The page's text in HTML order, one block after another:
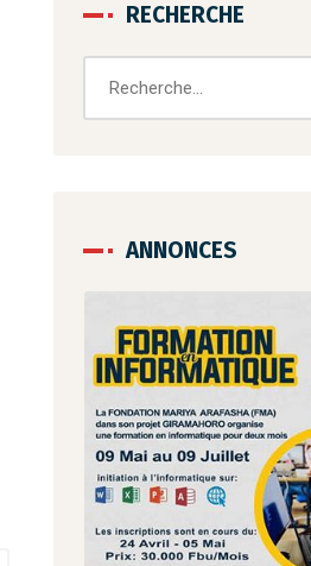
RECHERCHE
ANNONCES